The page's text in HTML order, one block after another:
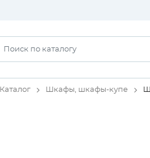
Каталог Шкафы, шкафы-купе